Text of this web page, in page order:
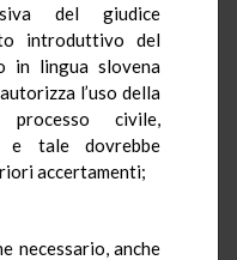
del giudice
introduttivo del
in lingua slovena
l’uso della
civile,
e tale dovrebbe
accertamenti;
necessario, anche